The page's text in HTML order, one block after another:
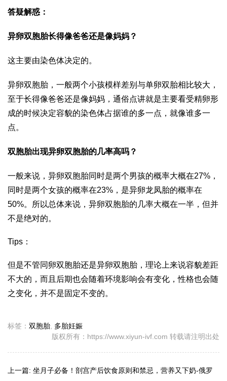
答疑解惑：
异卵双胞胎长得像爸爸还是像妈妈？
这主要由染色体决定的。
异卵双胞胎，一般两个小孩模样差别与单卵双胎相比较大，
至于长得像爸爸还是像妈妈，通俗点讲就是主要看受精卵形
成的时候决定容貌的染色体占据谁的多一点，就像谁多一
点。
双胞胎出现异卵双胞胎的几率高吗？
一般来说，异卵双胞胎同时是两个男孩的概率大概在27%，
同时是两个女孩的概率在23%，是异卵龙凤胎的概率在
50%。所以总体来说，异卵双胞胎的几率大概在一半，但并
不是绝对的。
Tips：
但是不管同卵双胞胎还是异卵双胞胎，理论上来说容貌差距
不大的，而且后期也会随着环境影响会有变化，性格也会随
之变化，并不是固定不变的。
标签： 双胞胎, 多胎妊娠
版权所有：https://www.xiyun-ivf.com 转载请注明出处
上一篇: 坐月子必备！剖宫产后饮食原则和禁忌，营养又下奶-俄罗